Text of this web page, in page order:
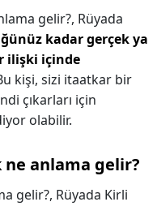
gelir?, Rüyada
kadar gerçek ya
ilişki içinde
kişi, sizi itaatkar bir
çıkarları için
olabilir.
anlama gelir?
gelir?, Rüyada Kirli